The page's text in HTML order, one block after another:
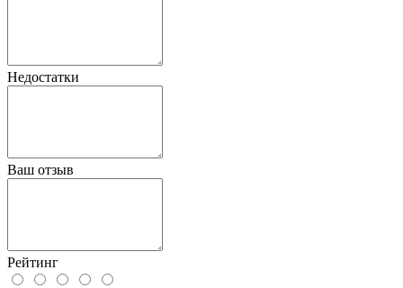
Недостатки
Ваш отзыв
Рейтинг